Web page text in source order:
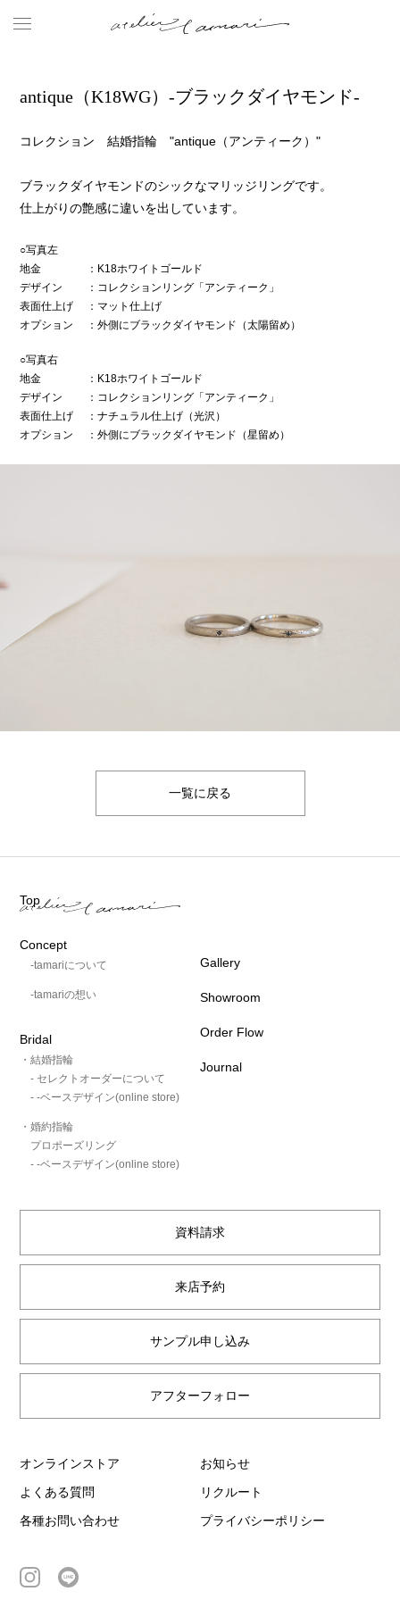
antique（K18WG）-ブラックダイヤモンド-
コレクション 結婚指輪 "antique（アンティーク）"
ブラックダイヤモンドのシックなマリッジリングです。
仕上がりの艶感に違いを出しています。
○写真左
地金
：K18ホワイトゴールド
デザイン
：コレクションリング「アンティーク」
表面仕上げ
：マット仕上げ
オプション
：外側にブラックダイヤモンド（太陽留め）
○写真右
地金
：K18ホワイトゴールド
デザイン
：コレクションリング「アンティーク」
表面仕上げ
：ナチュラル仕上げ（光沢）
オプション
：外側にブラックダイヤモンド（星留め）
一覧に戻る
Top
Concept
-tamariについて
-tamariの想い
Bridal
・結婚指輪
- セレクトオーダーについて
- -ベースデザイン(online store)
・婚約指輪
プロポーズリング
- -ベースデザイン(online store)
Gallery
Showroom
Order Flow
Journal
オンラインストア
お知らせ
よくある質問
リクルート
各種お問い合わせ
プライバシーポリシー
資料請求
来店予約
サンプル申し込み
アフターフォロー